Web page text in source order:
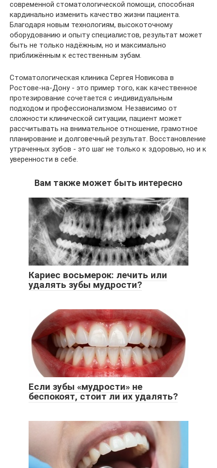
современной стоматологической помощи, способная
кардинально изменить качество жизни пациента.
Благодаря новым технологиям, высокоточному
оборудованию и опыту специалистов, результат может
быть не только надёжным, но и максимально
приближённым к естественным зубам.
Стоматологическая клиника Сергея Новикова в
Ростове-на-Дону - это пример того, как качественное
протезирование сочетается с индивидуальным
подходом и профессионализмом. Независимо от
сложности клинической ситуации, пациент может
рассчитывать на внимательное отношение, грамотное
планирование и долговечный результат. Восстановление
утраченных зубов - это шаг не только к здоровью, но и к
уверенности в себе.
Вам также может быть интересно
Кариес восьмерок: лечить или
удалять зубы мудрости?
Если зубы «мудрости» не
беспокоят, стоит ли их удалять?